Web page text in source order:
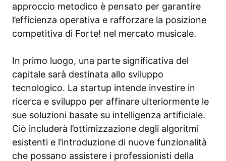
approccio metodico è pensato per garantire
l’efficienza operativa e rafforzare la posizione
competitiva di Forte! nel mercato musicale.
In primo luogo, una parte significativa del
capitale sarà destinata allo sviluppo
tecnologico. La startup intende investire in
ricerca e sviluppo per affinare ulteriormente le
sue soluzioni basate su intelligenza artificiale.
Ciò includerà l’ottimizzazione degli algoritmi
esistenti e l’introduzione di nuove funzionalità
che possano assistere i professionisti della